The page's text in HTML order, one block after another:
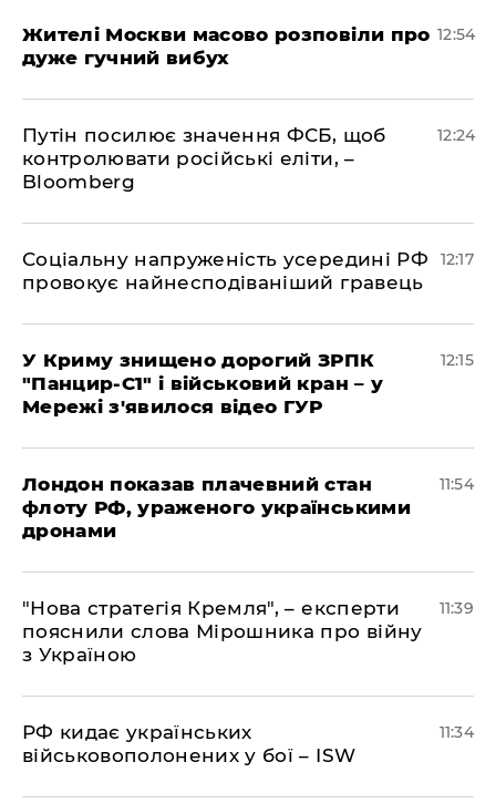
Жителі Москви масово розповіли про
дуже гучний вибух
12:54
Путін посилює значення ФСБ, щоб
контролювати російські еліти, –
Bloomberg
12:24
Соціальну напруженість усередині РФ
провокує найнесподіваніший гравець
12:17
У Криму знищено дорогий ЗРПК
"Панцир-С1" і військовий кран – у
Мережі з'явилося відео ГУР
12:15
Лондон показав плачевний стан
флоту РФ, ураженого українськими
дронами
11:54
"Нова стратегія Кремля", – експерти
пояснили слова Мірошника про війну
з Україною
11:39
РФ кидає українських
військовополонених у бої – ISW
11:34